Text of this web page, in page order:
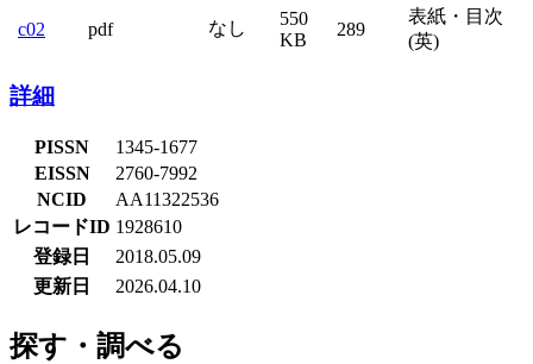
c02 pdf なし
550
KB
289
表紙・目次
(英)
詳細
PISSN
1345-1677
EISSN
2760-7992
NCID
AA11322536
レコードID 1928610
登録日
2018.05.09
更新日
2026.04.10
探す・調べる